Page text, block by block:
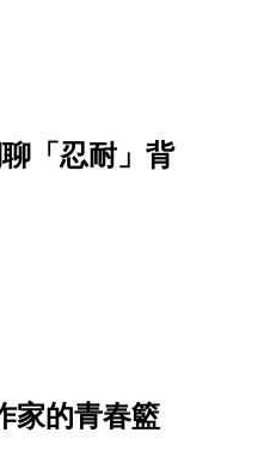
「忍耐」背
家的青春籃